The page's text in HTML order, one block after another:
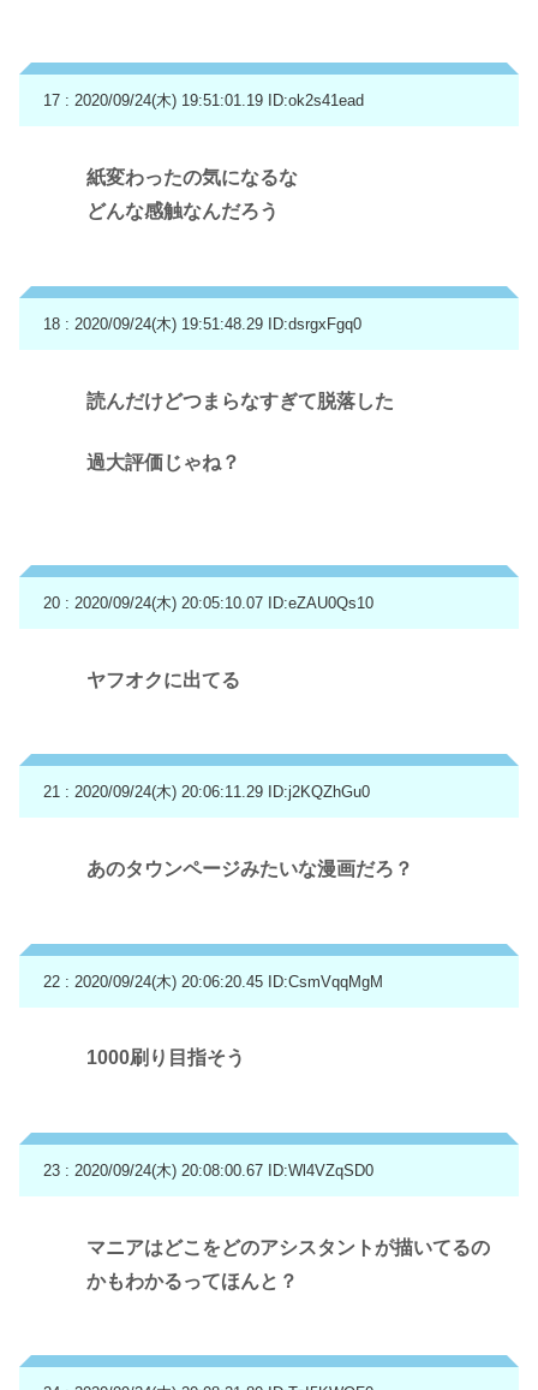
17 : 2020/09/24(木) 19:51:01.19 ID:ok2s41ead
紙変わったの気になるな
どんな感触なんだろう
18 : 2020/09/24(木) 19:51:48.29 ID:dsrgxFgq0
読んだけどつまらなすぎて脱落した
過大評価じゃね？
20 : 2020/09/24(木) 20:05:10.07 ID:eZAU0Qs10
ヤフオクに出てる
21 : 2020/09/24(木) 20:06:11.29 ID:j2KQZhGu0
あのタウンページみたいな漫画だろ？
22 : 2020/09/24(木) 20:06:20.45 ID:CsmVqqMgM
1000刷り目指そう
23 : 2020/09/24(木) 20:08:00.67 ID:Wl4VZqSD0
マニアはどこをどのアシスタントが描いてるの
かもわかるってほんと？